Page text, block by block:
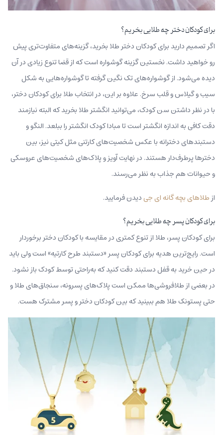
برای کودکان دختر چه طلایی بخریم؟
اگر تصمیم دارید برای کودکان دختر طلا بخرید، گزینه‌های متفاوت‌تری پیش
رو خواهید داشت. نخستین گزینه‌ گوشواره‌ است که از قضا تنوع زیادی در آن
دیده می‌شود. از گوشواره‌های تک‌ نگین گرفته تا گوشواره‌هایی به شکل
سیب و گیلاس و قلب سرخ. علاوه‌ بر‌ این، در انتخاب طلا برای کودکان دختر،
با در نظر داشتن سن کودک، می‌توانید انگشتر طلا بخرید که البته نیازمند
دقت کافی به اندازه انگشتر است تا مبادا کودک انگشتر را ببلعد. النگو و
دستبندهای دخترانه با عکس شخصیت‌های کارتنی مثل کیتی نیز، بین
دخترها پرطرف‌دار هستند. در نهایت آویز و پلاک‌های شخصیت‌های عروسکی
و حیوانات هم جذاب به نظر می‌رسند.
ازطلاهای بچه گانه ای جیدیدن فرمایید.
برای کودکان پسر چه طلایی بخریم؟
برای کودکان پسر، طلا از تنوع کمتری در مقایسه با کودکان دختر برخوردار
است. رایج‌ترین هدیه برای کودکان پسر «دستبند طرح کارتیه» است ولی باید
در حین خرید به قفل دستبند دقت کنید که به‌راحتی توسط کودک باز نشود.
در بعضی‌ از طلافروشی‌ها ممکن است پلاک‌های پسرونه، سنجاق‌های طلا و
حتی پستونک طلا هم ببینید که بین کودکان دختر و پسر مشترک هست.